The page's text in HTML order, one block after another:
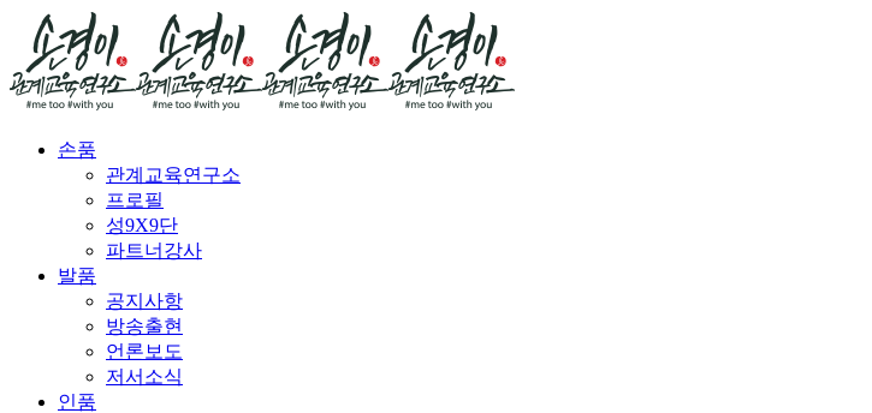
손품
관계교육연구소
프로필
성9X9단
파트너강사
발품
공지사항
방송출현
언론보도
저서소식
인품